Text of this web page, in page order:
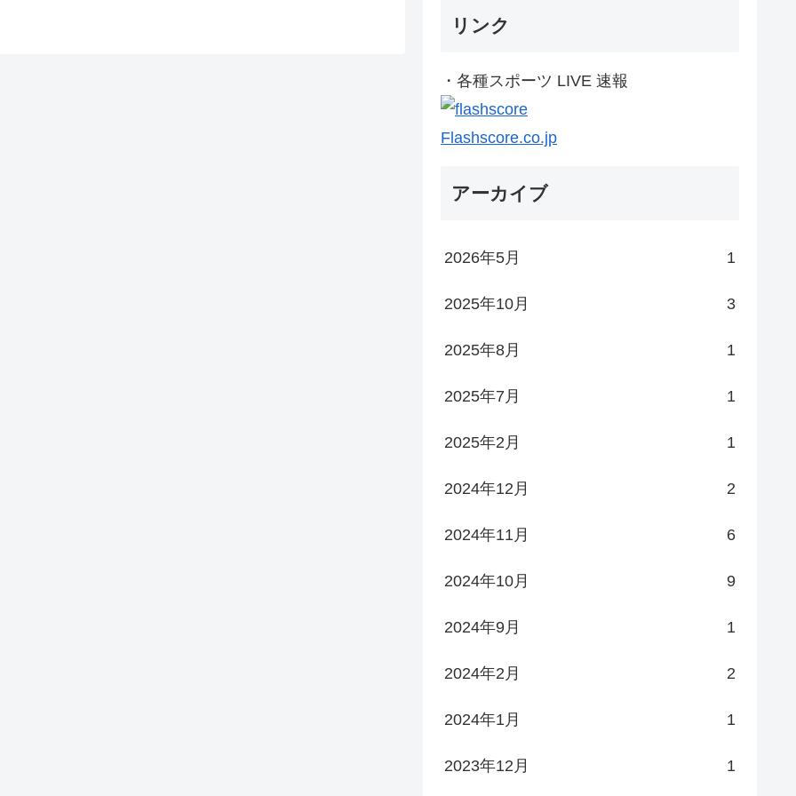
リンク
・各種スポーツ LIVE 速報
Flashscore.co.jp
アーカイブ
2026年5月 1
2025年10月 3
2025年8月 1
2025年7月 1
2025年2月 1
2024年12月 2
2024年11月 6
2024年10月 9
2024年9月 1
2024年2月 2
2024年1月 1
2023年12月 1